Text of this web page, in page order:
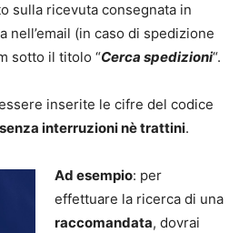
sulla ricevuta consegnata in
nell’email (in caso di spedizione
sotto il titolo “Cerca spedizioni“.
inserite le cifre del codice
senza interruzioni nè trattini.
Ad esempio: per
effettuare la ricerca di una
raccomandata, dovrai